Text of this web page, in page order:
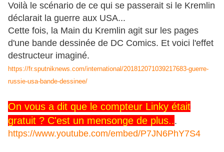
Voilà le scénario de ce qui se passerait si le Kremlin
déclarait la guerre aux USA...
Cette fois, la Main du Kremlin agit sur les pages
d'une bande dessinée de DC Comics. Et voici l'effet
destructeur imaginé.
https://fr.sputniknews.com/international/201812071039217683-guerre-
russie-usa-bande-dessinee/
On vous a dit que le compteur Linky était
gratuit ? C'est un mensonge de plus...
https://www.youtube.com/embed/P7JN6PhY7S4